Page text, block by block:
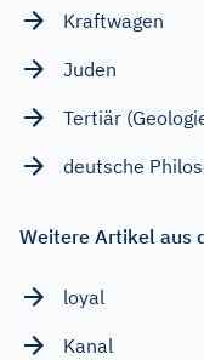
Kraftwagen
Juden
Tertiär
deutsche
Weitere Artikel aus
loyal
Kanal